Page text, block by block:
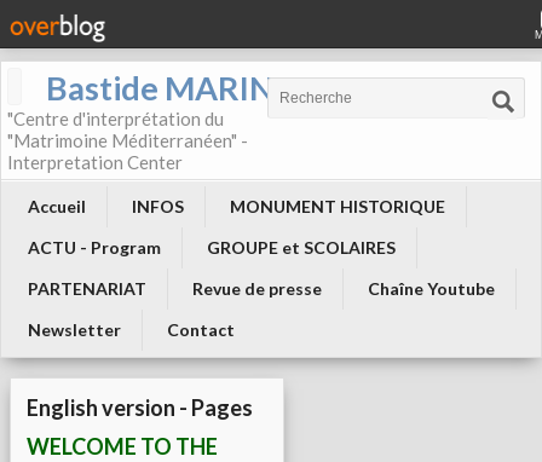
Bastide MARIN
"Centre d'interprétation du
"Matrimoine Méditerranéen" -
Interpretation Center
Accueil INFOS
MONUMENT HISTORIQUE
ACTU - Program
GROUPE et SCOLAIRES
PARTENARIAT
Revue de presse
Chaîne Youtube
Newsletter
Contact
English version - Pages
WELCOME TO THE